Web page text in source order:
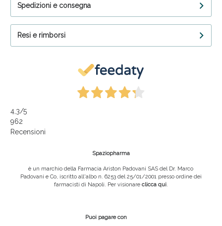
Spedizioni e consegna
Resi e rimborsi
4,3/5
962
Recensioni
Spaziopharma
è un marchio della Farmacia Ariston Padovani SAS del Dr. Marco
Padovani e Co, iscritto all'albo n. 6253 del 25/01/2001 presso ordine dei
farmacisti di Napoli. Per visionare clicca qui.
Puoi pagare con